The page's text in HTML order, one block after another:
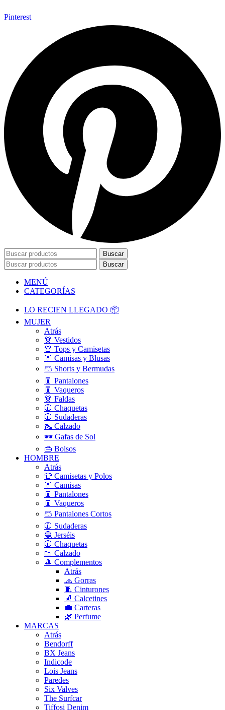
Pinterest
Buscar
Buscar
MENÚ
CATEGORÍAS
LO RECIEN LLEGADO 📦
MUJER
Atrás
👗 Vestidos
👚 Tops y Camisetas
👔 Camisas y Blusas
🩳 Shorts y Bermudas
👖 Pantalones
👖 Vaqueros
👗 Faldas
🧥 Chaquetas
🧥 Sudaderas
👠 Calzado
🕶️ Gafas de Sol
👜 Bolsos
HOMBRE
Atrás
👕 Camisetas y Polos
👔 Camisas
👖 Pantalones
👖 Vaqueros
🩳 Pantalones Cortos
🧥 Sudaderas
🧶 Jerséis
🧥 Chaquetas
👟 Calzado
🎩 Complementos
Atrás
🧢 Gorras
🧵 Cinturones
🧦 Calcetines
💼 Carteras
🌿 Perfume
MARCAS
Atrás
Bendorff
BX Jeans
Indicode
Lois Jeans
Paredes
Six Valves
The Surfcar
Tiffosi Denim